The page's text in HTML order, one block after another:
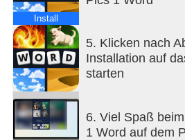
WiFi wherever you are.
★SOLVE THE PUZZLE,
GET REWARDED★
Find hidden meanings, guess
coins to unlock free hints or
Daily Puzzles in this classic
Install
5. Klicken nach
Installation auf
starten
6. Viel Spaß
1 Word auf dem